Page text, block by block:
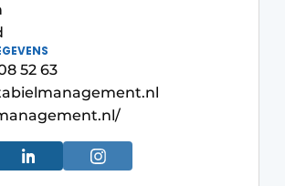
statement
aanmelden
52 63